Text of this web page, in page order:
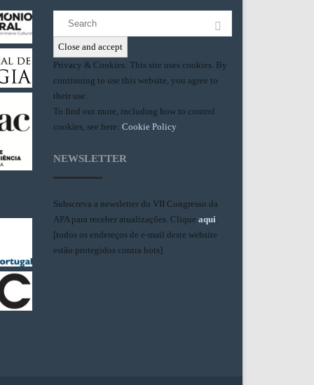
Search
Privacy & Cookies: This site uses cookies. By
continuing to use this website, you agree to
their use.
To find out more, including how to control
cookies, see here: Cookie Policy
NEWSLETTER
Subscreva a newsletter do VII Congresso da
APA para receber atualizações. Clique aqui.
[todos os endereços de e-mail deste website
estão protegidos contra bots]